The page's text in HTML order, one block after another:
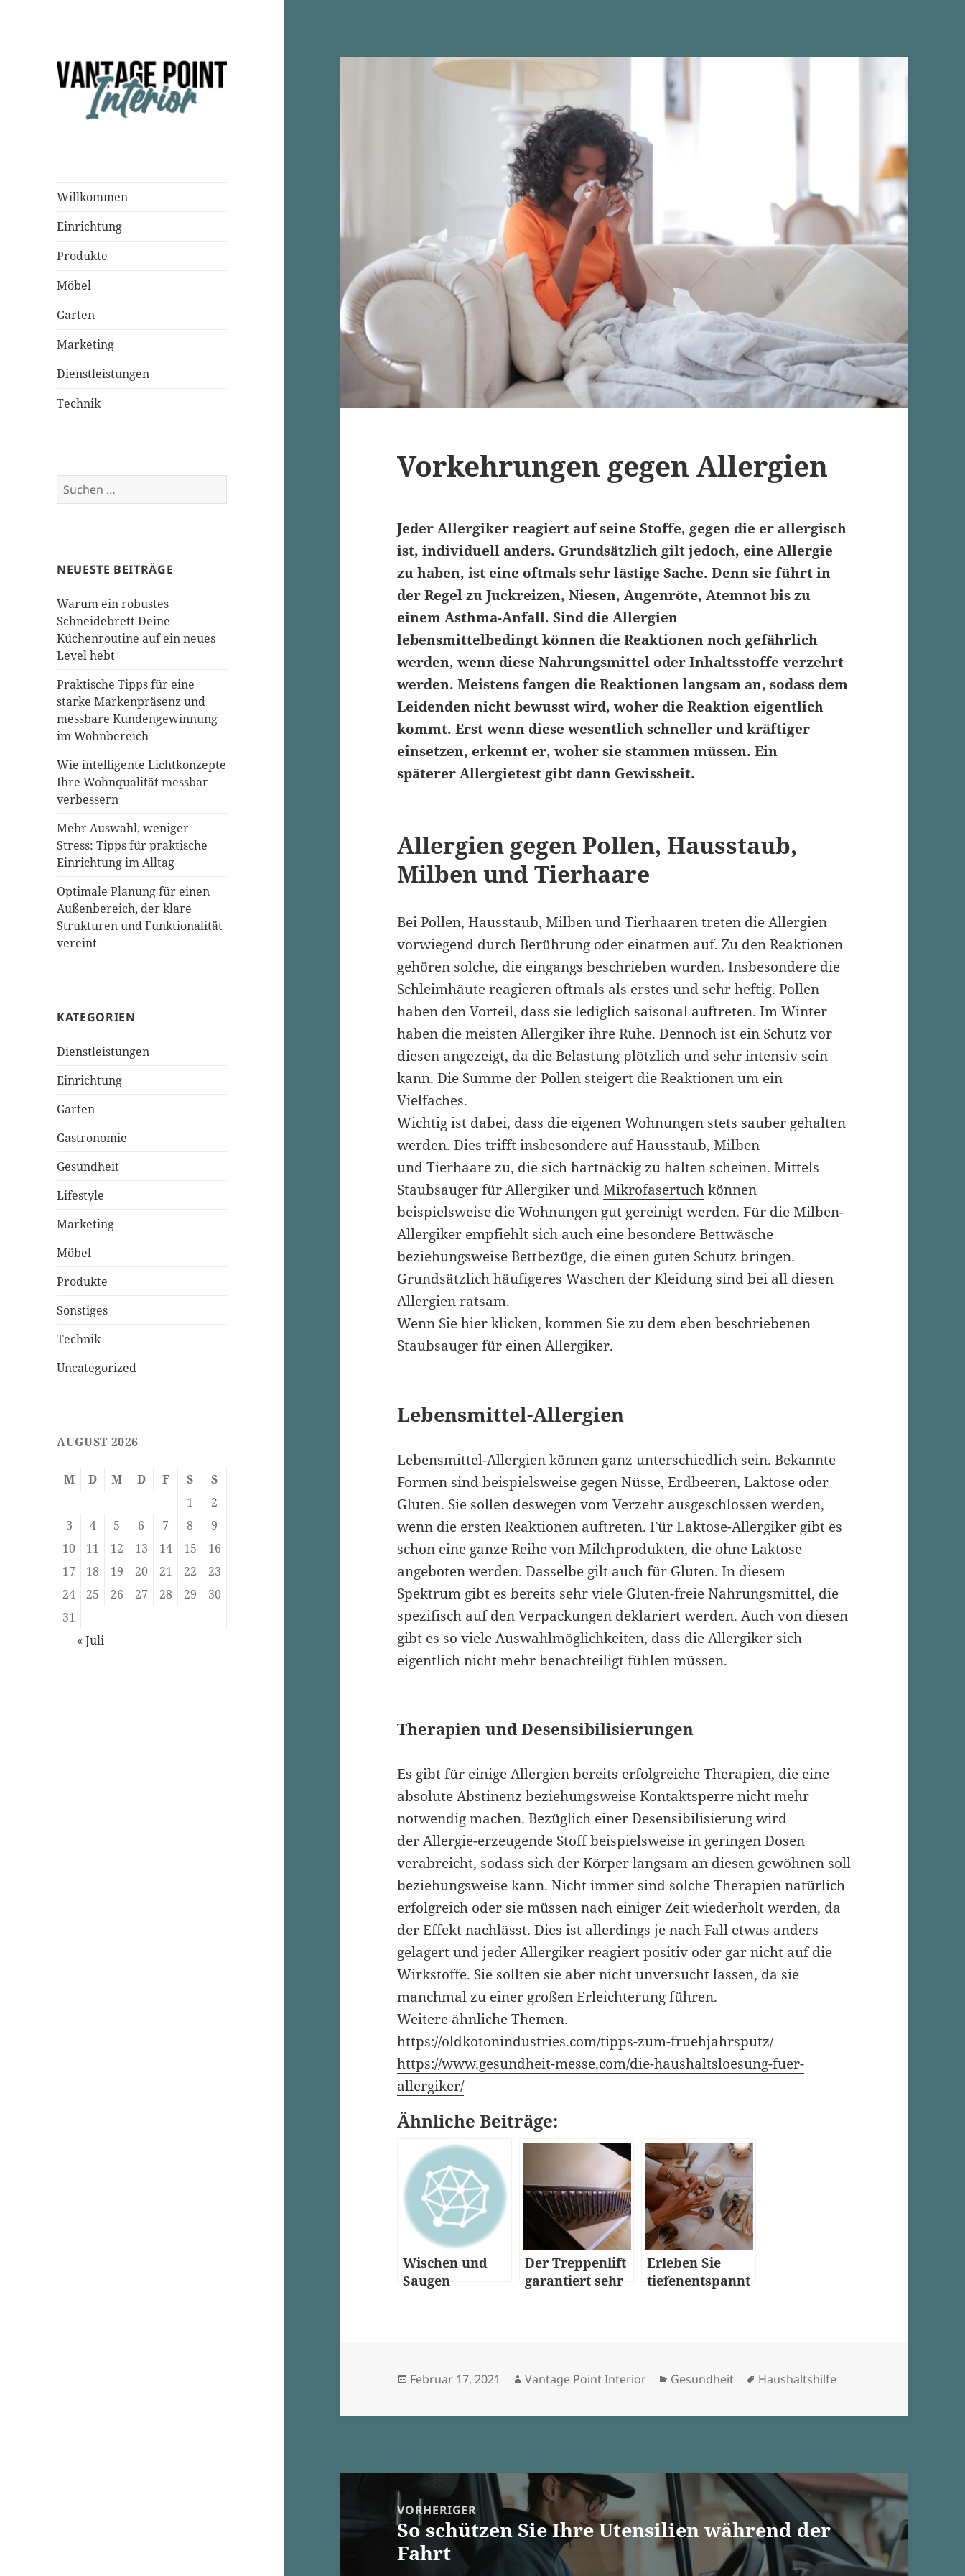
Willkommen
Einrichtung
Produkte
Möbel
Garten
Marketing
Dienstleistungen
Technik
Suchen
nach:
NEUESTE BEITRÄGE
Warum ein robustes
Schneidebrett Deine
Küchenroutine auf ein neues
Level hebt
Praktische Tipps für eine
starke Markenpräsenz und
messbare Kundengewinnung
im Wohnbereich
Wie intelligente Lichtkonzepte
Ihre Wohnqualität messbar
verbessern
Mehr Auswahl, weniger
Stress: Tipps für praktische
Einrichtung im Alltag
Optimale Planung für einen
Außenbereich, der klare
Strukturen und Funktionalität
vereint
KATEGORIEN
Dienstleistungen
Einrichtung
Garten
Gastronomie
Gesundheit
Lifestyle
Marketing
Möbel
Produkte
Sonstiges
Technik
Uncategorized
AUGUST 2026
M D M D F S
S
1
2
3
4 5 6 7 8
9
10
11 12 13 14 15
16
17
18 19 20 21 22
23
24
25 26 27 28 29
30
31
« Juli
Vorkehrungen gegen Allergien
Jeder Allergiker reagiert auf seine Stoffe, gegen die er allergisch
ist, individuell anders. Grundsätzlich gilt jedoch, eine Allergie
zu haben, ist eine oftmals sehr lästige Sache. Denn sie führt in
der Regel zuJuckreizen, Niesen,Augenröte, Atemnot bis zu
einemAsthma-Anfall. Sind die Allergien
lebensmittelbedingtkönnen die Reaktionen noch gefährlich
werden, wenn diese Nahrungsmittel oder Inhaltsstoffe verzehrt
werden. Meistens fangen die Reaktionen langsam an, sodass dem
Leidenden nicht bewusst wird, woher die Reaktion eigentlich
kommt. Erst wenn diese wesentlich schneller und kräftiger
einsetzen, erkennt er, woher sie stammen müssen. Ein
spätererAllergietest gibt dann Gewissheit.
Allergien gegen Pollen, Hausstaub,
Milben undTierhaare
Bei Pollen,Hausstaub, Milben undTierhaarentreten die Allergien
vorwiegend durch Berührung oder einatmen auf. Zu den Reaktionen
gehören solche, die eingangs beschrieben wurden. Insbesondere die
Schleimhäute reagieren oftmals als erstes und sehr heftig. Pollen
haben den Vorteil, dass sie lediglich saisonal auftreten. Im Winter
haben die meisten Allergiker ihre Ruhe. Dennoch ist ein Schutz vor
diesen angezeigt, da die Belastung plötzlich und sehr intensiv sein
kann. Die Summe der Pollen steigert die Reaktionen um ein
Vielfaches.
Wichtig ist dabei, dass die eigenen Wohnungen stets sauber gehalten
werden. Dies trifft insbesondere aufHausstaub, Milben
undTierhaarezu, die sich hartnäckig zu halten scheinen. Mittels
Staubsauger fürAllergikerundMikrofasertuchkönnen
beispielsweise die Wohnungen gut gereinigt werden. Für dieMilben-
Allergiker empfiehlt sich auch eine besondere Bettwäsche
beziehungsweise Bettbezüge, die einen guten Schutz bringen.
Grundsätzlich häufigeres Waschen der Kleidung sind bei all diesen
Allergien ratsam.
Wenn Siehierklicken, kommen Sie zu dem eben beschriebenen
Staubsauger für einen Allergiker.
Lebensmittel-Allergien
Lebensmittel-Allergienkönnen ganz unterschiedlich sein. Bekannte
Formen sind beispielsweise gegen Nüsse, Erdbeeren, Laktose oder
Gluten. Sie sollen deswegen vom Verzehr ausgeschlossen werden,
wenn die ersten Reaktionen auftreten. FürLaktose-Allergiker gibt es
schon eine ganze Reihe von Milchprodukten, die ohne Laktose
angeboten werden. Dasselbe gilt auch für Gluten. In diesem
Spektrum gibt es bereits sehr viele Gluten-freieNahrungsmittel, die
spezifisch auf den Verpackungen deklariert werden. Auch von diesen
gibt es so viele Auswahlmöglichkeiten, dass die Allergiker sich
eigentlich nicht mehr benachteiligt fühlen müssen.
Therapien undDesensibilisierungen
Es gibt für einige Allergien bereits erfolgreiche Therapien, die eine
absolute Abstinenz beziehungsweiseKontaktsperrenicht mehr
notwendig machen. Bezüglich einerDesensibilisierungwird
derAllergie-erzeugende Stoff beispielsweise in geringen Dosen
verabreicht, sodass sich der Körper langsam an diesen gewöhnen soll
beziehungsweise kann. Nicht immer sind solche Therapien natürlich
erfolgreich oder sie müssen nach einiger Zeit wiederholt werden, da
der Effekt nachlässt. Dies ist allerdings je nach Fall etwas anders
gelagert und jeder Allergiker reagiert positiv oder gar nicht auf die
Wirkstoffe. Sie sollten sie aber nicht unversucht lassen, da sie
manchmal zu einer großen Erleichterung führen.
Weitere ähnliche Themen.
https://oldkotonindustries.com/tipps-zum-fruehjahrsputz/
https://www.gesundheit-messe.com/die-haushaltsloesung-fuer-
allergiker/
Ähnliche Beiträge:
Wischen und
Saugen
Der Treppenlift
garantiert sehr
Erleben Sie
tiefenentspannt
Veröffentlicht
Februar 17, 2021 Autor
Vantage Point Interior Kategorien
Gesundheit Schlagwörter
Haushaltshilfe
Beitragsnavigation
VORHERIGER
Vorheriger
Beitrag:
So schützen Sie Ihre Utensilien während der
Fahrt